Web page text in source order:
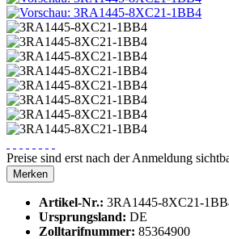
Preise sind erst nach der Anmeldung
Merken
Artikel-Nr.: 3RA1445-8XC21-
Ursprungsland: DE
Zolltarifnummer: 85364900